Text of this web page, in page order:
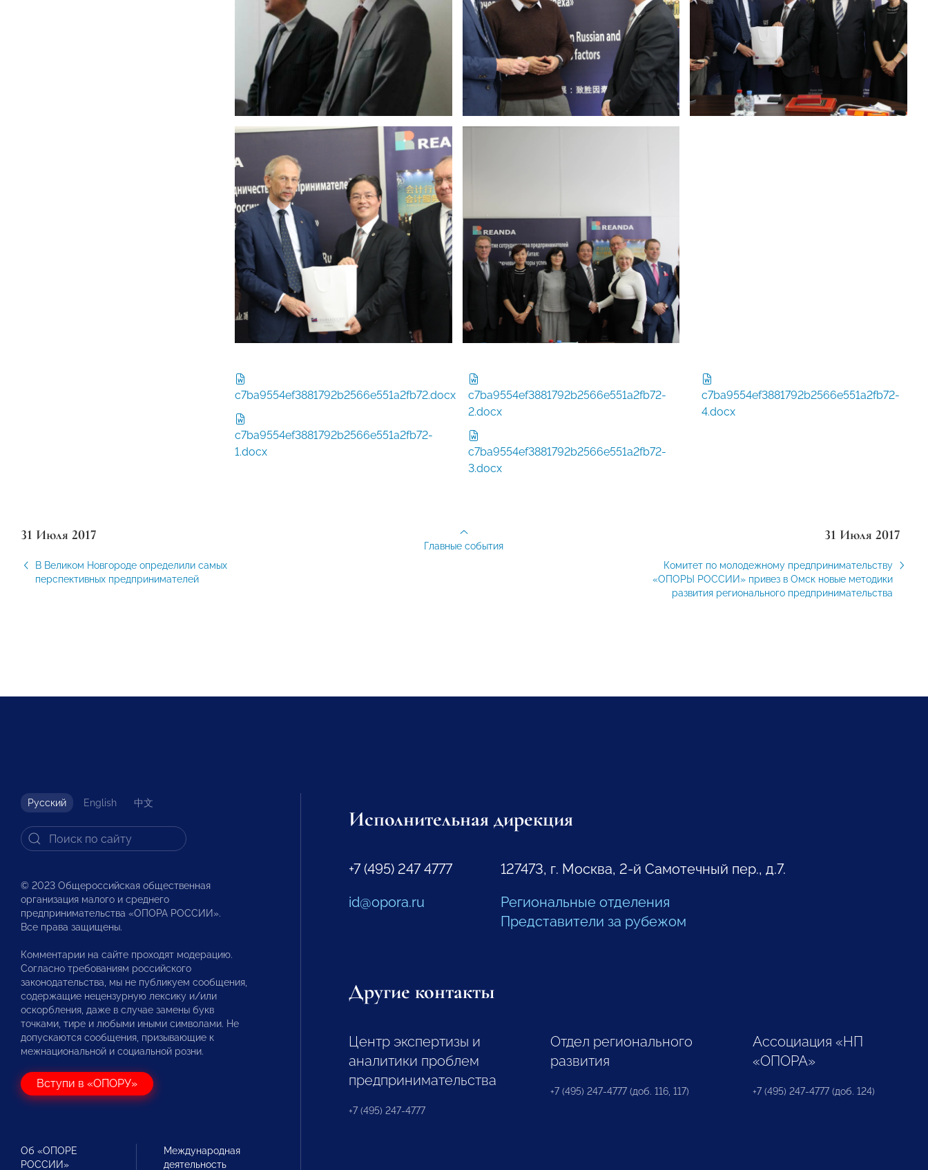
c7ba9554ef3881792b2566e551a2fb72.docx
c7ba9554ef3881792b2566e551a2fb72-
1.docx
c7ba9554ef3881792b2566e551a2fb72-
2.docx
c7ba9554ef3881792b2566e551a2fb72-
3.docx
c7ba9554ef3881792b2566e551a2fb72-
4.docx
31 Июля 2017
В Великом Новгороде определили самых
перспективных предпринимателей
31 Июля 2017
Комитет по молодежному предпринимательству
«ОПОРЫ РОССИИ» привез в Омск новые методики
развития регионального предпринимательства
Главные события
Русский English 中文
© 2023 Общероссийская общественная
организация малого и среднего
предпринимательства «ОПОРА РОССИИ».
Все права защищены.
Комментарии на сайте проходят модерацию.
Согласно требованиям российского
законодательства, мы не публикуем сообщения,
содержащие нецензурную лексику и/или
оскорбления, даже в случае замены букв
точками, тире и любыми иными символами. Не
допускаются сообщения, призывающие к
межнациональной и социальной розни.
Вступи в «ОПОРУ»
Об «ОПОРЕ
РОССИИ»
Международная
деятельность
Исполнительная дирекция
+7 (495) 247 4777
id@opora.ru
127473, г. Москва, 2-й Самотечный пер., д.7.
Региональные отделения
Представители за рубежом
Другие контакты
Центр экспертизы и
аналитики проблем
предпринимательства
+7 (495) 247-4777
Отдел регионального
развития
+7 (495) 247-4777 (доб. 116, 117)
Ассоциация «НП
«ОПОРА»
+7 (495) 247-4777 (доб. 124)